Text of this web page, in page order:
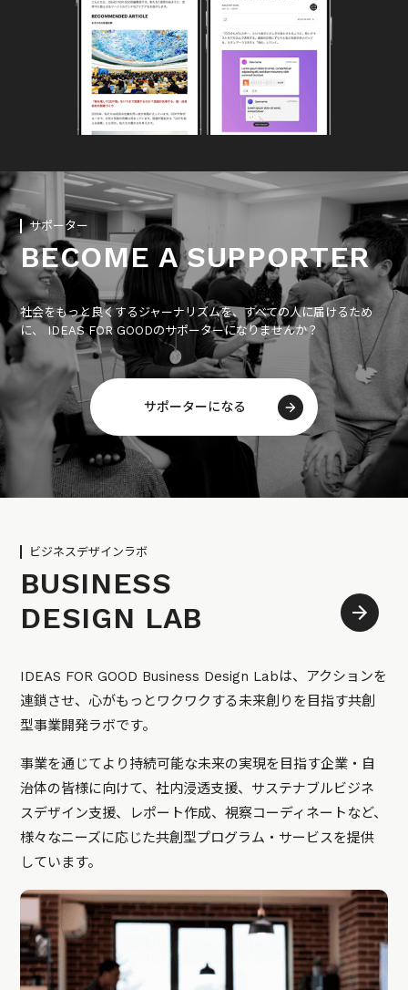
サポーター
BECOME A SUPPORTER
社会をもっと良くするジャーナリズムを、すべての人に届けるため
に、 IDEAS FOR GOODのサポーターになりませんか？
サポーターになる
ビジネスデザインラボ
BUSINESS
DESIGN LAB
IDEAS FOR GOOD Business Design Labは、アクションを
連鎖させ、心がもっとワクワクする未来創りを目指す共創
型事業開発ラボです。
事業を通じてより持続可能な未来の実現を目指す企業・自
治体の皆様に向けて、社内浸透支援、サステナブルビジネ
スデザイン支援、レポート作成、視察コーディネートなど、
様々なニーズに応じた共創型プログラム・サービスを提供
しています。